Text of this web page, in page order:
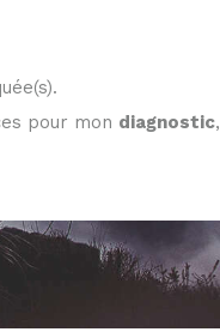
pour mon diagnostic,